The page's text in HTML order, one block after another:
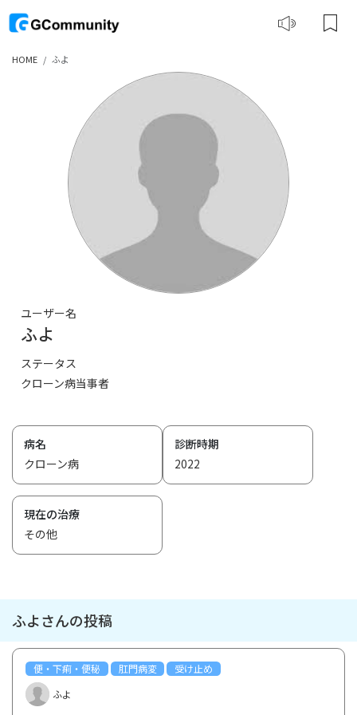
HOME ふよ
ユーザー名
ふよ
ステータス
クローン病当事者
病名
クローン病
診断時期
2022
現在の治療
その他
ふよさんの投稿
便・下痢・便秘 肛門病変
受け止め
ふよ